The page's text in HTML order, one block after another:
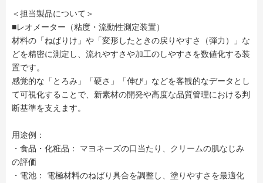
＜担当製品について＞
■レオメーター（粘度・流動性測定装置）
材料の「ねばりけ」や「変形したときの戻りやすさ（弾力）」な
どを精密に測定し、流れやすさや加工のしやすさを数値化する装
置です。
感覚的な「とろみ」「硬さ」「伸び」などを客観的なデータとし
て可視化することで、新素材の開発や高度な品質管理における判
断基準を支えます。
用途例：
・食品・化粧品： マヨネーズの口当たり、クリームの肌なじみ
の評価
・電池： 電極材料のねばり具合を調整し、塗りやすさを最適化